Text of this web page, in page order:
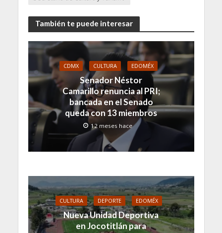
También te puede interesar
CDMX CULTURA EDOMÉX
Senador Néstor
Camarillo renuncia al PRI;
bancada en el Senado
queda con 13 miembros
12 meses hace
CULTURA DEPORTE EDOMÉX
Nueva Unidad Deportiva
en Jocotitlán para